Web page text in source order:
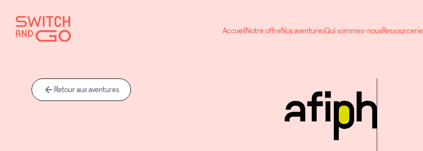
AccueilNotre offreNos aventuresQui sommes-nousRessourcerie
Retour aux aventures